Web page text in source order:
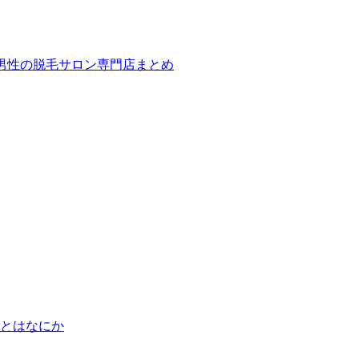
性の脱毛サロン専門店まとめ
はなにか